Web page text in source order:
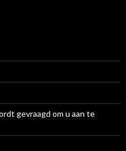
gevraagd om u aan te